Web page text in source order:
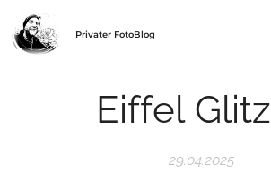
Privater FotoBlog
Eiffel
29.04.2025